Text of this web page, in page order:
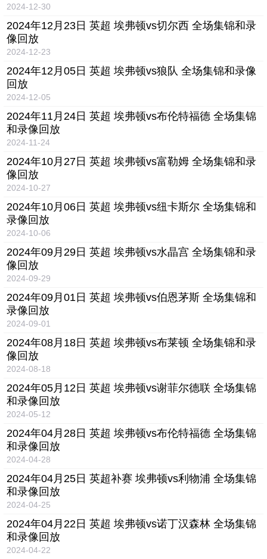
2024-12-30
2024年12月23日 英超 埃弗顿vs切尔西 全场集锦和录
像回放
2024-12-23
2024年12月05日 英超 埃弗顿vs狼队 全场集锦和录像
回放
2024-12-05
2024年11月24日 英超 埃弗顿vs布伦特福德 全场集锦
和录像回放
2024-11-24
2024年10月27日 英超 埃弗顿vs富勒姆 全场集锦和录
像回放
2024-10-27
2024年10月06日 英超 埃弗顿vs纽卡斯尔 全场集锦和
录像回放
2024-10-06
2024年09月29日 英超 埃弗顿vs水晶宫 全场集锦和录
像回放
2024-09-29
2024年09月01日 英超 埃弗顿vs伯恩茅斯 全场集锦和
录像回放
2024-09-01
2024年08月18日 英超 埃弗顿vs布莱顿 全场集锦和录
像回放
2024-08-18
2024年05月12日 英超 埃弗顿vs谢菲尔德联 全场集锦
和录像回放
2024-05-12
2024年04月28日 英超 埃弗顿vs布伦特福德 全场集锦
和录像回放
2024-04-28
2024年04月25日 英超补赛 埃弗顿vs利物浦 全场集锦
和录像回放
2024-04-25
2024年04月22日 英超 埃弗顿vs诺丁汉森林 全场集锦
和录像回放
2024-04-22